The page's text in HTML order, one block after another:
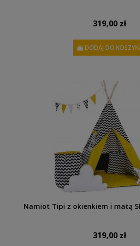
319,00 zł
DODAJ DO
Namiot Tipi z okienkiem i matą
319,00 zł